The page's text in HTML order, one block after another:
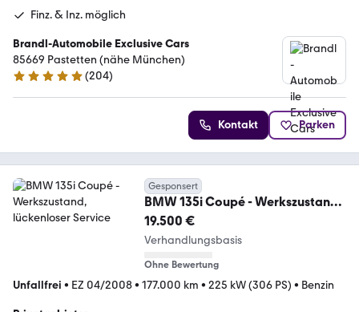
Finz. & Inz. möglich
Brandl-Automobile Exclusive Cars
85669 Pastetten (nähe München)
4.9 Sterne
(204)
Kontakt Parken
Gesponsert
BMW 135i Coupé - Werkszustand,
lückenloser Service
19.500 €
Verhandlungsbasis
Ohne Bewertung
Unfallfrei • EZ 04/2008• 177.000 km • 225 kW (306 PS) • Benzin